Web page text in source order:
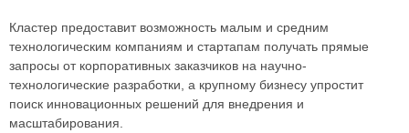
Кластер предоставит возможность малым и средним
технологическим компаниям и стартапам получать прямые
запросы от корпоративных заказчиков на научно-
технологические разработки, а крупному бизнесу упростит
поиск инновационных решений для внедрения и
масштабирования.